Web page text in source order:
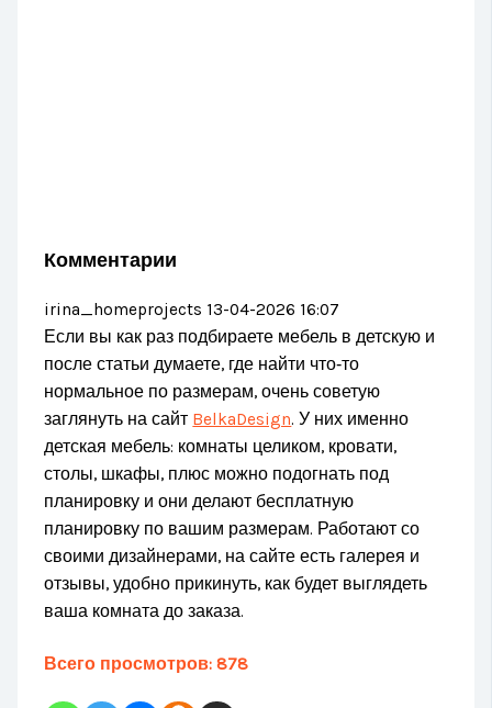
Комментарии
irina_homeprojects 13-04-2026 16:07
Если вы как раз подбираете мебель в детскую и
после статьи думаете, где найти что‑то
нормальное по размерам, очень советую
заглянуть на сайт BelkaDesign. У них именно
детская мебель: комнаты целиком, кровати,
столы, шкафы, плюс можно подогнать под
планировку и они делают бесплатную
планировку по вашим размерам. Работают со
своими дизайнерами, на сайте есть галерея и
отзывы, удобно прикинуть, как будет выглядеть
ваша комната до заказа.
Всего просмотров: 878